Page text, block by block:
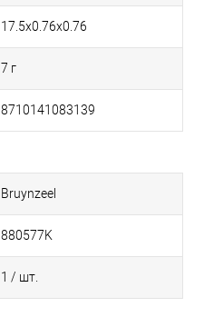
17.5х0.76х0.76
7 г
8710141083139
Bruynzeel
880577K
1 / шт.